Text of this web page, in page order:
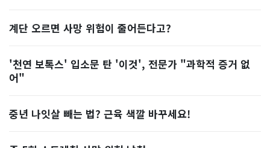
계단 오르면 사망 위험이 줄어든다고?
'천연 보톡스' 입소문 탄 '이것', 전문가 "과학적 증거 없
어"
중년 나잇살 빼는 법? 근육 색깔 바꾸세요!